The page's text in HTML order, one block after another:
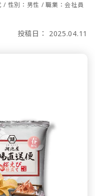
/ 性別：男性 / 職業：会社員
投稿日： 2025.04.11